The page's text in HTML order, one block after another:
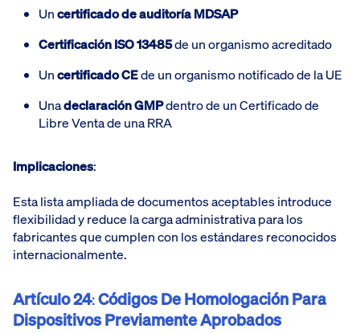
Uncertificado de auditoría MDSAP
Certificación ISO 13485de un organismo acreditado
Uncertificado CEde un organismo notificado de la UE
Unadeclaración GMPdentro de un Certificado de
Libre Venta de una RRA
Implicaciones:
Esta lista ampliada de documentos aceptables introduce
flexibilidad y reduce la carga administrativa para los
fabricantes que cumplen con los estándares reconocidos
internacionalmente.
Artículo 24:Códigos De Homologación Para
Dispositivos Previamente Aprobados